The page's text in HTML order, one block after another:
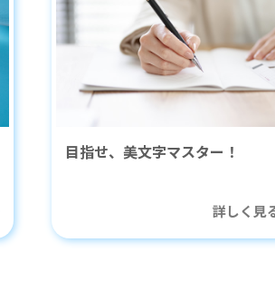
目指せ、美文字マスター！
詳しく見